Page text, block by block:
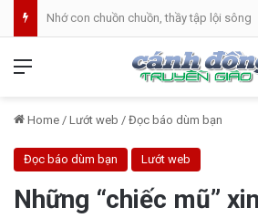
Bánh Mì Sáng | Thứ Hai 10.08 | Thánh
Home / Lướt web / Đọc báo dùm bạn
Đọc báo dùm bạn Lướt web
Những “chiếc mũ”